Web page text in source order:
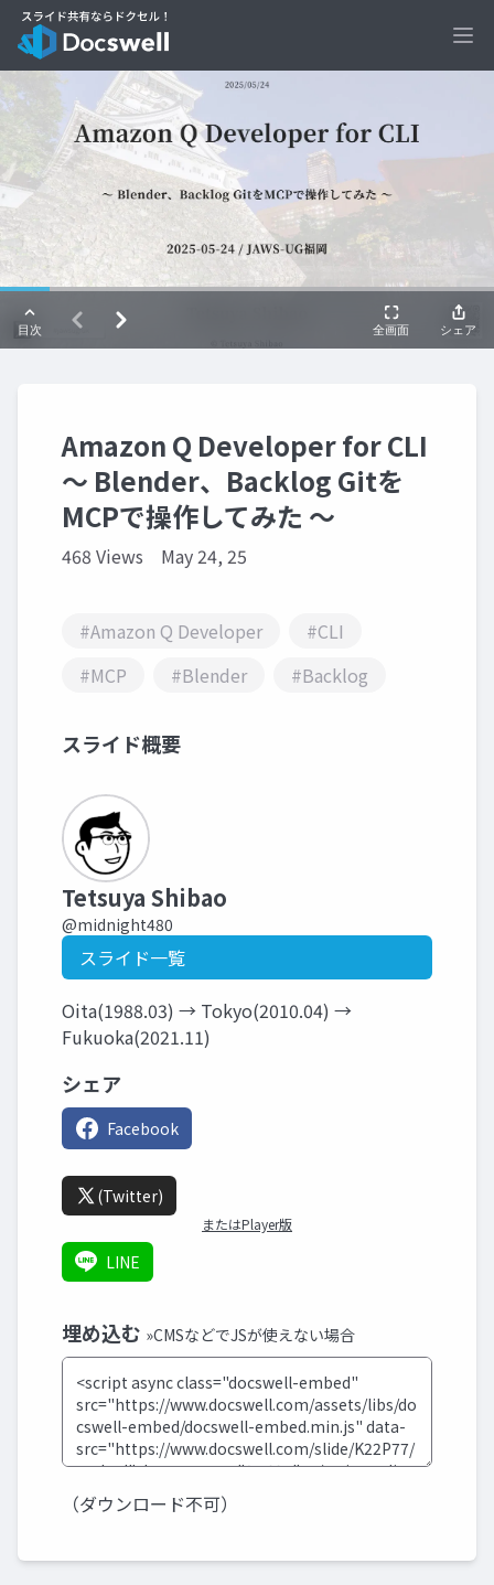
Amazon Q Developer for CLI
〜 Blender、Backlog Gitを
MCPで操作してみた 〜
468 Views May 24, 25
#Amazon Q Developer
#CLI
#MCP
#Blender #Backlog
スライド概要
Tetsuya Shibao
@midnight480
スライド一覧
Oita(1988.03) → Tokyo(2010.04) →
Fukuoka(2021.11)
シェア
Facebook
(Twitter)
またはPlayer版
LINE
埋め込む »CMSなどでJSが使えない場合
（ダウンロード不可）